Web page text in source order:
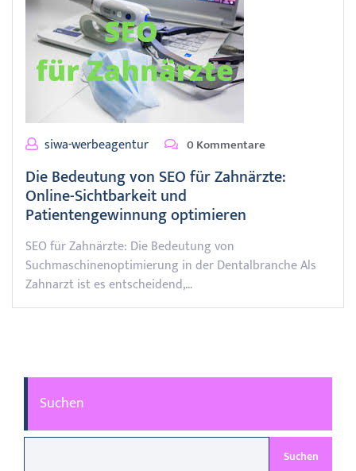
siwa-werbeagentur 0 Kommentare
Die Bedeutung von SEO für Zahnärzte:
Online-Sichtbarkeit und
Patientengewinnung optimieren
SEO für Zahnärzte: Die Bedeutung von
Suchmaschinenoptimierung in der Dentalbranche Als
Zahnarzt ist es entscheidend,…
Suchen
Suchen